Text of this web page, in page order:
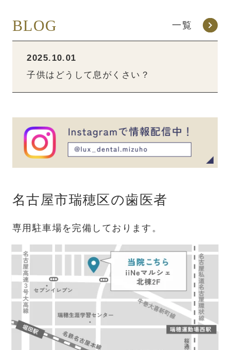
BLOG 一覧
2025.10.01
子供はどうして息がくさい？
名古屋市瑞穂区の歯医者
専用駐車場を完備しております。